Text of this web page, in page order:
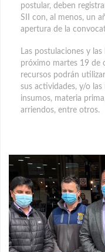
postular, deben
SII con, al menos, un
apertura de la
Las postulaciones y
próximo martes 19 de
recursos podrán
sus actividades, y/o las
insumos, materia
arriendos, entre otros.